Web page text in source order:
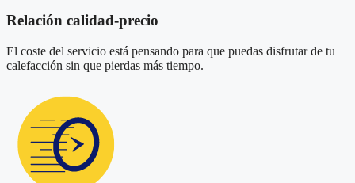
Relación calidad-precio
El coste del servicio está pensando para que puedas disfrutar de tu
calefacción sin que pierdas más tiempo.